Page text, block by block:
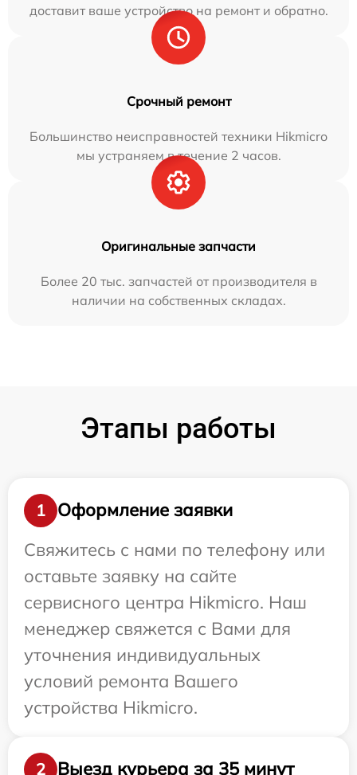
доставит ваше устройство на ремонт и обратно.
Срочный ремонт
Большинство неисправностей техники Hikmicro
мы устраняем в течение 2 часов.
Оригинальные запчасти
Более 20 тыс. запчастей от производителя в
наличии на собственных складах.
Этапы работы
1
Оформление заявки
Свяжитесь с нами по телефону или
оставьте заявку на сайте
сервисного центра Hikmicro. Наш
менеджер свяжется с Вами для
уточнения индивидуальных
условий ремонта Вашего
устройства Hikmicro.
2 Выезд курьера за 35 минут